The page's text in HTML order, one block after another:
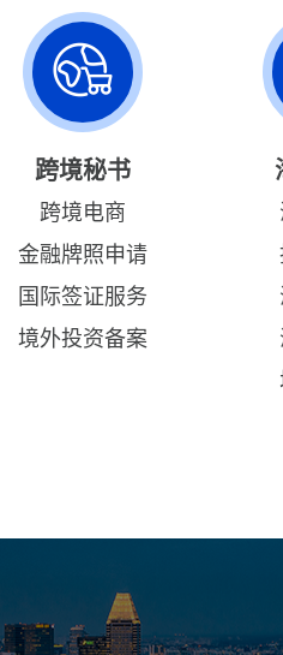
跨境秘书
跨境电商
金融牌照申请
国际签证服务
境外投资备案